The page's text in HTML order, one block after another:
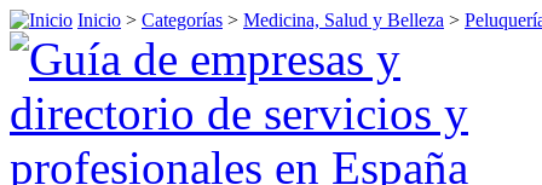
Inicio > Categorías > Medicina, Salud y Belleza >